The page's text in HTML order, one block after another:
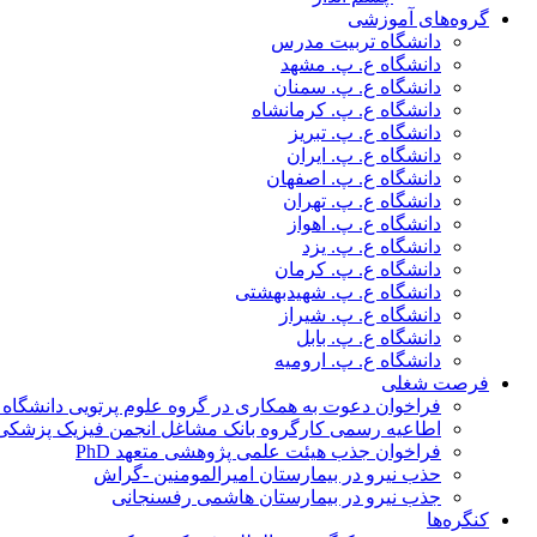
گروه‌های آموزشی
دانشگاه تربیت مدرس
دانشگاه ع. پ. مشهد
دانشگاه ع. پ. سمنان
دانشگاه ع. پ. کرمانشاه
دانشگاه ع. پ. تبریز
دانشگاه ع. پ. ایران
دانشگاه ع. پ. اصفهان
دانشگاه ع. پ. تهران
دانشگاه ع. پ. اهواز
دانشگاه ع. پ. یزد
دانشگاه ع. پ. کرمان
دانشگاه ع. پ. شهید‌بهشتی
دانشگاه ع. پ. شیراز
دانشگاه ع. پ. بابل
دانشگاه ع. پ. ارومیه
فرصت شغلی
فراخوان دعوت به همکاری در گروه علوم پرتویی دانشگاه
اطاعیه رسمی کارگروه بانک مشاغل انجمن فیزیک
فراخوان جذب هیئت علمی پژوهشی متعهد PhD
حذب نیرو در بیمارستان امیرالمومنین -گراش
جذب نیرو در بیمارستان هاشمی رفسنجانی
کنگره‌ها